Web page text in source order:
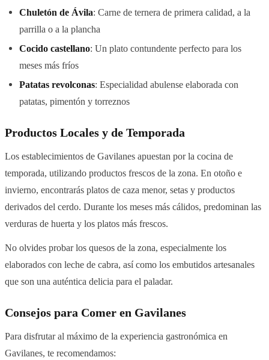
Chuletón de Ávila: Carne de ternera de primera calidad, a la
parrilla o a la plancha
Cocido castellano: Un plato contundente perfecto para los
meses más fríos
Patatas revolconas: Especialidad abulense elaborada con
patatas, pimentón y torreznos
Productos Locales y de Temporada
Los establecimientos de Gavilanes apuestan por la cocina de
temporada, utilizando productos frescos de la zona. En otoño e
invierno, encontrarás platos de caza menor, setas y productos
derivados del cerdo. Durante los meses más cálidos, predominan las
verduras de huerta y los platos más frescos.
No olvides probar los quesos de la zona, especialmente los
elaborados con leche de cabra, así como los embutidos artesanales
que son una auténtica delicia para el paladar.
Consejos para Comer en Gavilanes
Para disfrutar al máximo de la experiencia gastronómica en
Gavilanes, te recomendamos: